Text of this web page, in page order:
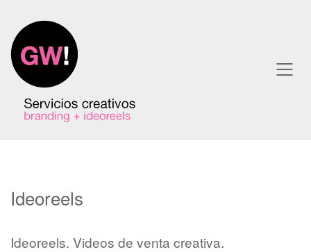
Ideoreels
Ideoreels. Videos de venta creativa.